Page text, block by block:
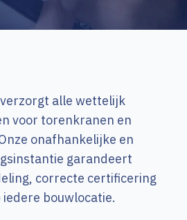
alle wettelijk
voor torenkranen en
onafhankelijke en
garandeert
correcte certificering
bouwlocatie.